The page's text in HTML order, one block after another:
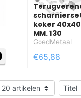
MEER INFO
koker
MM. 130
GoedMetaal
€65,88